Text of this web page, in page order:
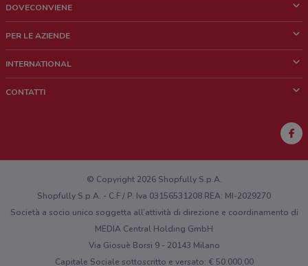
DOVECONVIENE
Chi siamo
Lavora con noi
PER LE AZIENDE
Richieste commerciali e marketing
INTERNATIONAL
CONTATTI
Hai un malfunzionamento sul web o sull'app?
© Copyright 2026 Shopfully S.p.A.
Shopfully S.p.A. - C.F / P. Iva 03156531208 REA: MI-2029270
Società a socio unico soggetta all’attività di direzione e coordinamento di
MEDIA Central Holding GmbH
Via Giosuè Borsi 9 - 20143 Milano
Capitale Sociale sottoscritto e versato: € 50.000,00